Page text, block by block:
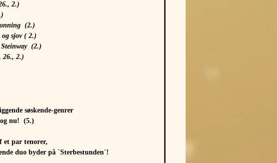
2.)
(2.)
sjov ( 2.)
(2.)
26., 2.)
søskende-genrer
nu!  (5.)
et par tenorer,
duo byder på `Sterbestunden´!